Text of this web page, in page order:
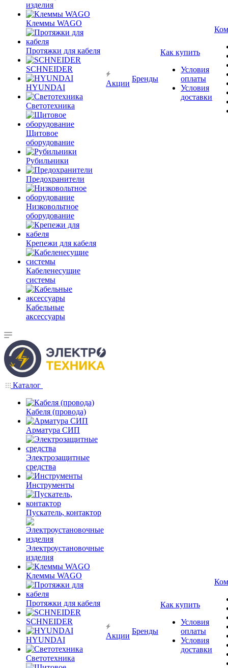
изделия
Клеммы WAGO
Протяжки для кабеля
SCHNEIDER
HYUNDAI
Светотехника
Щитовое
оборудование
Рубильники
Предохранители
Низковольтное
оборудование
Крепежи для кабеля
Кабеленесущие
системы
Кабельные
аксессуары
Акции
Бренды
Как купить
Условия
оплаты
Условия
доставки
Каталог
Кабеля (провода)
Арматура СИП
Электрозащитные
средства
Инструменты
Пускатель, контактор
Электроустановочные
изделия
Клеммы WAGO
Протяжки для кабеля
SCHNEIDER
HYUNDAI
Светотехника
Акции
Бренды
Как купить
Условия
оплаты
Условия
доставки